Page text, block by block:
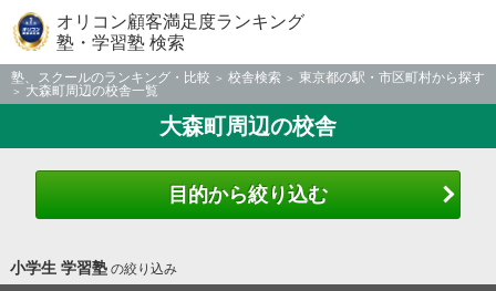
オリコン顧客満足度ランキング
塾・学習塾 検索
塾、スクールのランキング・比較 校舎検索
東京都の駅・市区町村から探す
大森町周辺の校舎一覧
大森町周辺の校舎
目的から絞り込む
小学生 学習塾の絞り込み